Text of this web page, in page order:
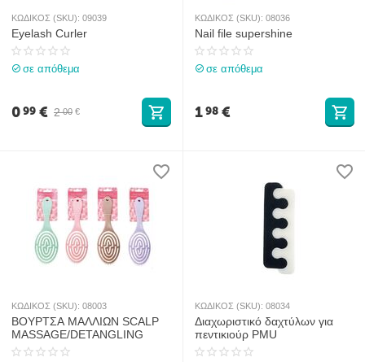
ΚΩΔΙΚΟΣ (SKU): 09039
Eyelash Curler
σε απόθεμα
2 00 €
099 €
ΚΩΔΙΚΟΣ (SKU): 08036
Nail file supershine
σε απόθεμα
198 €
ΚΩΔΙΚΟΣ (SKU): 08003
ΒΟΥΡΤΣΑ ΜΑΛΛΙΩΝ SCALP
MASSAGE/DETANGLING
ΚΩΔΙΚΟΣ (SKU): 08034
Διαχωριστικό δαχτύλων για
πεντικιούρ PMU